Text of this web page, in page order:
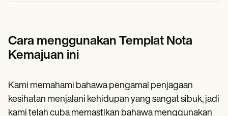
Cara menggunakan Templat Nota
Kemajuan ini
Kami memahami bahawa pengamal penjagaan
kesihatan menjalani kehidupan yang sangat sibuk, jadi
kami telah cuba memastikan bahawa menggunakan